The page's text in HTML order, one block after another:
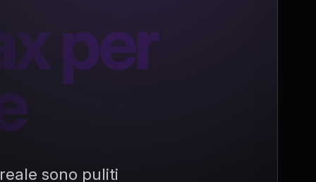
per
sono puliti